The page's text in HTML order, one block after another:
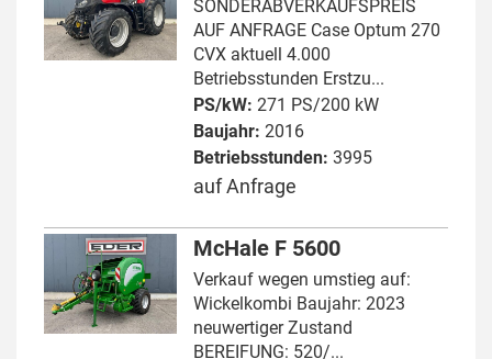
SONDERABVERKAUFSPREIS
AUF ANFRAGE Case Optum 270
CVX aktuell 4.000
Betriebsstunden Erstzu...
PS/kW: 271 PS/200 kW
Baujahr: 2016
Betriebsstunden: 3995
auf Anfrage
McHale F 5600
Verkauf wegen umstieg auf:
Wickelkombi Baujahr: 2023
neuwertiger Zustand
BEREIFUNG: 520/...